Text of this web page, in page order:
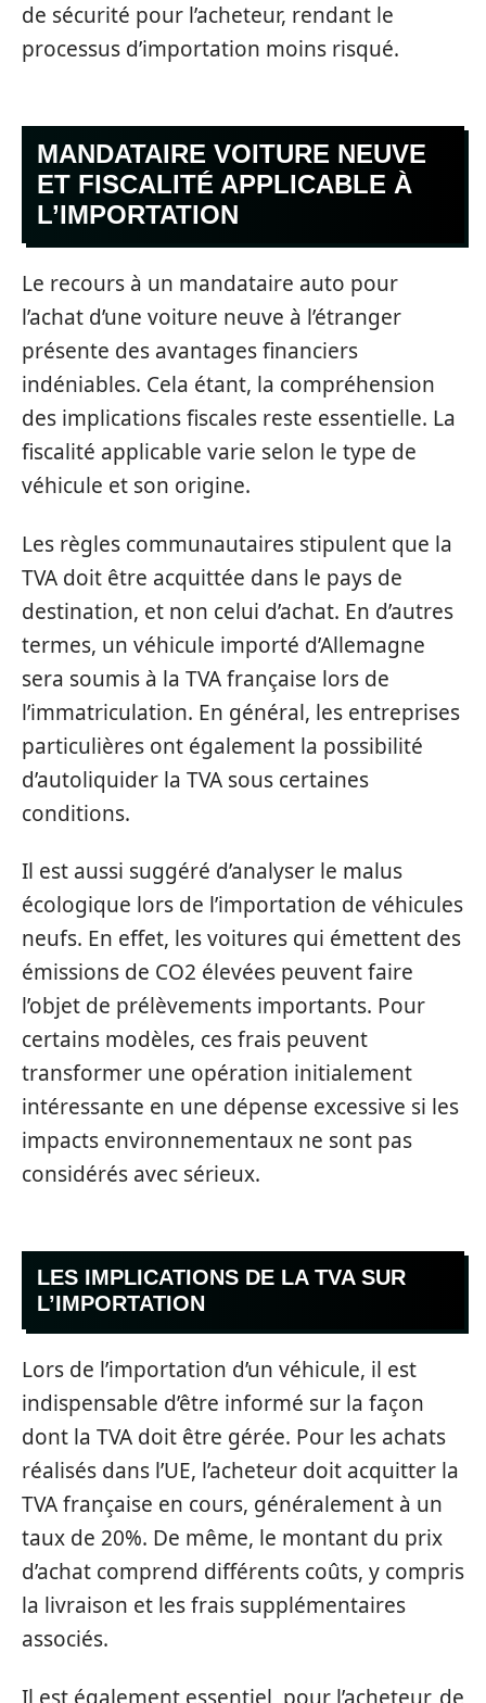
de sécurité pour l’acheteur, rendant le
processus d’importation moins risqué.
MANDATAIRE VOITURE NEUVE
ET FISCALITÉ APPLICABLE À
L’IMPORTATION
Le recours à un mandataire auto pour
l’achat d’une voiture neuve à l’étranger
présente des avantages financiers
indéniables. Cela étant, la compréhension
des implications fiscales reste essentielle. La
fiscalité applicable varie selon le type de
véhicule et son origine.
Les règles communautaires stipulent que la
TVA doit être acquittée dans le pays de
destination, et non celui d’achat. En d’autres
termes, un véhicule importé d’Allemagne
sera soumis à la TVA française lors de
l’immatriculation. En général, les entreprises
particulières ont également la possibilité
d’autoliquider la TVA sous certaines
conditions.
Il est aussi suggéré d’analyser le malus
écologique lors de l’importation de véhicules
neufs. En effet, les voitures qui émettent des
émissions de CO2 élevées peuvent faire
l’objet de prélèvements importants. Pour
certains modèles, ces frais peuvent
transformer une opération initialement
intéressante en une dépense excessive si les
impacts environnementaux ne sont pas
considérés avec sérieux.
LES IMPLICATIONS DE LA TVA SUR
L’IMPORTATION
Lors de l’importation d’un véhicule, il est
indispensable d’être informé sur la façon
dont la TVA doit être gérée. Pour les achats
réalisés dans l’UE, l’acheteur doit acquitter la
TVA française en cours, généralement à un
taux de 20%. De même, le montant du prix
d’achat comprend différents coûts, y compris
la livraison et les frais supplémentaires
associés.
Il est également essentiel, pour l’acheteur, de